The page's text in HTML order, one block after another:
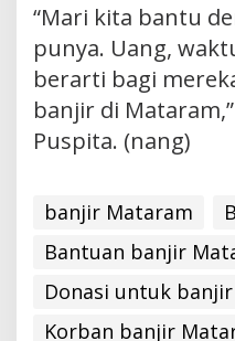
“Mari kita bantu
punya. Uang,
berarti bagi
banjir di
Puspita. (nang)
banjir Mataram
Bantuan banjir
Donasi untuk
Korban banjir